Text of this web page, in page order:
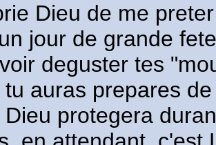
Dieu de me
jour de grande
deguster tes
tu auras prepares
Dieu protegera